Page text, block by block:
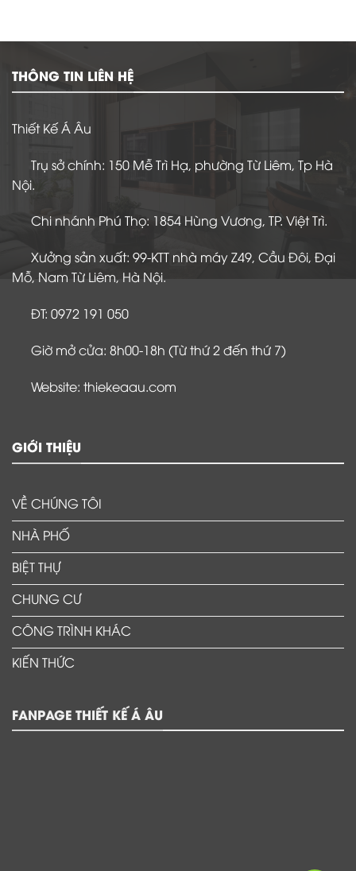
THÔNG TIN LIÊN HỆ
Thiết Kế Á Âu
Trụ sở chính: 150 Mễ Trì Hạ, phường Từ Liêm, Tp Hà
Nội.
Chi nhánh Phú Thọ: 1854 Hùng Vương, TP. Việt Trì.
Xưởng sản xuất: 99-KTT nhà máy Z49, Cầu Đôi, Đại
Mỗ, Nam Từ Liêm, Hà Nội.
ĐT: 0972 191 050
Giờ mở cửa: 8h00-18h (Từ thứ 2 đến thứ 7)
Website: thiekeaau.com
GIỚI THIỆU
VỀ CHÚNG TÔI
NHÀ PHỐ
BIỆT THỰ
CHUNG CƯ
CÔNG TRÌNH KHÁC
KIẾN THỨC
FANPAGE THIẾT KẾ Á ÂU